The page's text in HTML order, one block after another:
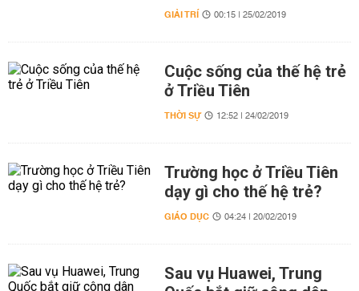
GIẢI TRÍ 00:15 | 25/02/2019
Cuộc sống của thế hệ trẻ
ở Triều Tiên
THỜI SỰ 12:52 | 24/02/2019
Trường học ở Triều Tiên
dạy gì cho thế hệ trẻ?
GIÁO DỤC 04:24 | 20/02/2019
Sau vụ Huawei, Trung